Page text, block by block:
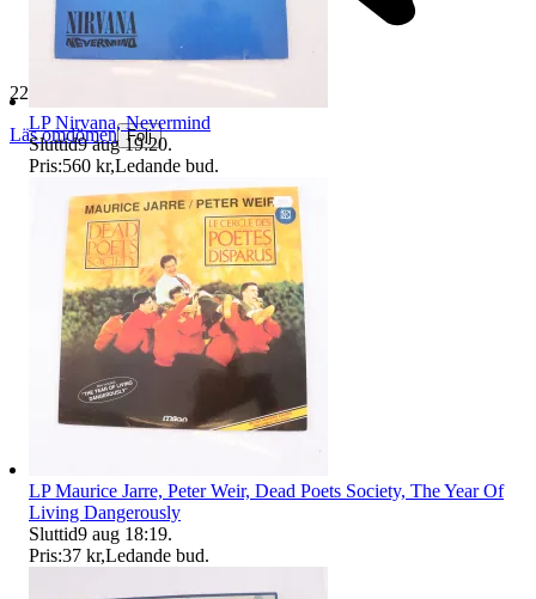
229 477 omdömen
Läs omdömen Följ
LP Nirvana, Nevermind
Sluttid9 aug 19:20.
Pris:560 kr,Ledande bud.
LP Maurice Jarre, Peter Weir, Dead Poets Society, The Year Of
Living Dangerously
Sluttid9 aug 18:19.
Pris:37 kr,Ledande bud.